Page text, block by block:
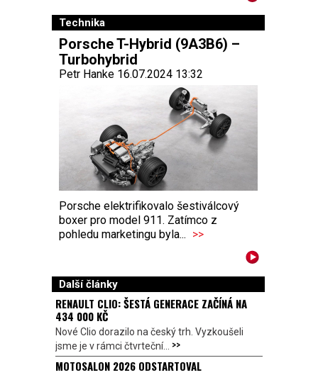
Technika
Porsche T-Hybrid (9A3B6) –
Turbohybrid
Petr Hanke 16.07.2024 13:32
Porsche elektrifikovalo šestiválcový
boxer pro model 911. Zatímco z
pohledu marketingu byla... >>
Další články
RENAULT CLIO: ŠESTÁ GENERACE ZAČÍNÁ NA
434 000 KČ
Nové Clio dorazilo na český trh. Vyzkoušeli
jsme je v rámci čtvrteční... >>
MOTOSALON 2026 ODSTARTOVAL